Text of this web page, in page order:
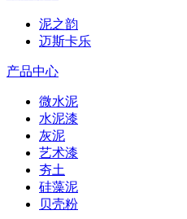
泥之韵
迈斯卡乐
产品中心
微水泥
水泥漆
灰泥
艺术漆
夯土
硅藻泥
贝壳粉